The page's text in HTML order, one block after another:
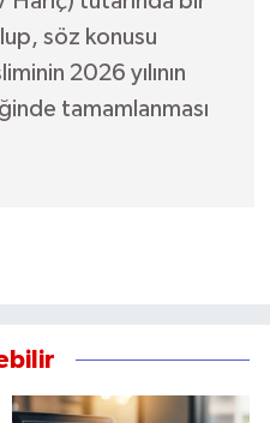
söz konusu
2026 yılının
tamamlanması